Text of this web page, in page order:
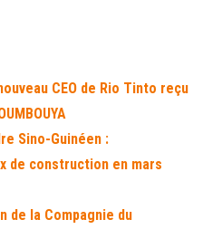
CEO de Rio Tinto reçu
Sino-Guinéen :
de construction en mars
de la Compagnie du